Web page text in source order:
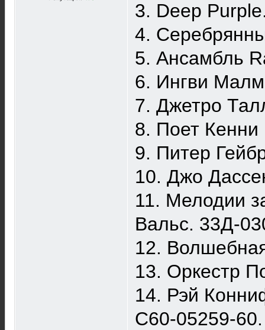
3. Deep
4.
5. Ансамбль
6. Ингви
7. Джетро
8. Поет
9. Питер
10. Джо
11. Мелодии
Вальс. 33Д-
12.
13. Оркестр
14. Рэй
С60-05259-60.